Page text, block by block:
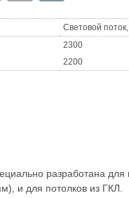
Световой
2300
2200
разработана
и для потолков из ГКЛ.